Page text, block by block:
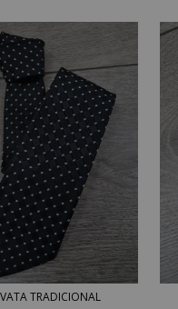
TRADICIONAL